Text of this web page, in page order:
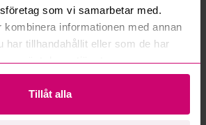
som vi samarbetar med.
informationen med annan
har tillhandahållit eller som de har
använt deras tjänster.
Tillåt alla
fler frågor och svar